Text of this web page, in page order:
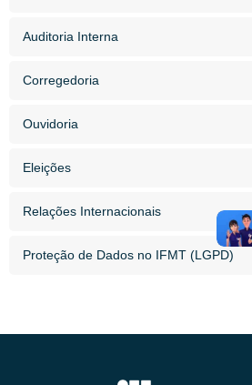
Auditoria Interna
Corregedoria
Ouvidoria
Eleições
Relações Internacionais
Proteção de Dados no IFMT (LGPD)